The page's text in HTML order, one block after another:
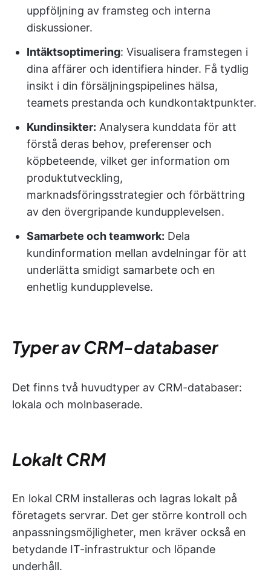
uppföljning av framsteg och interna
diskussioner.
Intäktsoptimering: Visualisera framstegen i
dina affärer och identifiera hinder. Få tydlig
insikt i din försäljningspipelines hälsa,
teamets prestanda och kundkontaktpunkter.
Kundinsikter: Analysera kunddata för att
förstå deras behov, preferenser och
köpbeteende, vilket ger information om
produktutveckling,
marknadsföringsstrategier och förbättring
av den övergripande kundupplevelsen.
Samarbete och teamwork: Dela
kundinformation mellan avdelningar för att
underlätta smidigt samarbete och en
enhetlig kundupplevelse.
Typer av CRM-databaser
Det finns två huvudtyper av CRM-databaser:
lokala och molnbaserade.
Lokalt CRM
En lokal CRM installeras och lagras lokalt på
företagets servrar. Det ger större kontroll och
anpassningsmöjligheter, men kräver också en
betydande IT-infrastruktur och löpande
underhåll.